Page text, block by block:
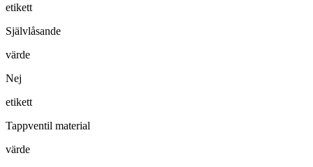
etikett
Självlåsande
värde
Nej
etikett
Tappventil material
värde